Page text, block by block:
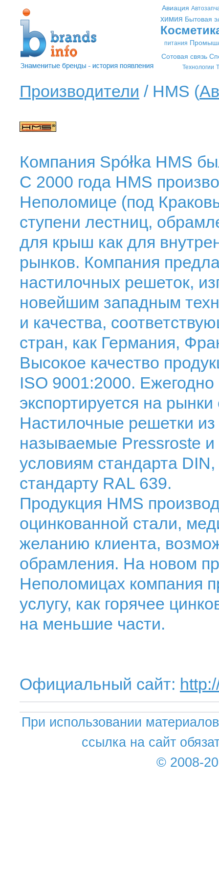
Авиация
химия Бытовая
питания
Сотовая связь
Технологии
Производители / HMS (
Компания Spółka HMS
С 2000 года HMS
Неполомице (под
ступени лестниц,
для крыш как для
рынков. Компания
настилочных решеток,
новейшим западным
и качества,
стран, как Германия,
Высокое качество
ISO 9001:2000.
экспортируется на
Настилочные решетки из
называемые Pressroste
условиям стандарта
стандарту RAL 639.
Продукция HMS
оцинкованной стали,
желанию клиента,
обрамления. На новом
Неполомицах компания
услугу, как горячее
на меньшие части.
Официальный сайт:
При использовании
ссылка на сайт
© 2008-